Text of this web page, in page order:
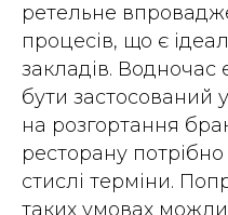
ретельне
процесів, що є
закладів.
бути застосований
на розгортання
ресторану
стислі терміни.
таких умовах